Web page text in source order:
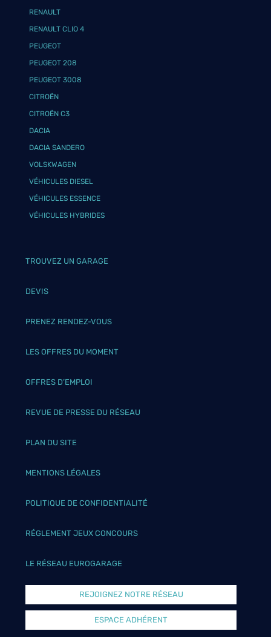
RENAULT
RENAULT CLIO 4
PEUGEOT
PEUGEOT 208
PEUGEOT 3008
CITROËN
CITROËN C3
DACIA
DACIA SANDERO
VOLSKWAGEN
VÉHICULES DIESEL
VÉHICULES ESSENCE
VÉHICULES HYBRIDES
TROUVEZ UN GARAGE
DEVIS
PRENEZ RENDEZ-VOUS
LES OFFRES DU MOMENT
OFFRES D’EMPLOI
REVUE DE PRESSE DU RÉSEAU
PLAN DU SITE
MENTIONS LÉGALES
POLITIQUE DE CONFIDENTIALITÉ
RÉGLEMENT JEUX CONCOURS
LE RÉSEAU EUROGARAGE
REJOIGNEZ NOTRE RÉSEAU
ESPACE ADHÉRENT